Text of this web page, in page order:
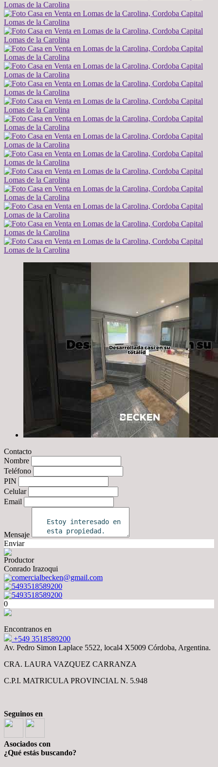
Contacto
Nombre
Teléfono
PIN
Celular
Email
Mensaje
Enviar
Productor
Conrado Irazoqui
comercialbecken@gmail.com
5493518589200
5493518589200
0
Encontranos en
+549 3518589200
Av. Pedro Simon Laplace 5522, local4 X5009 Córdoba, Argentina.
CRA. LAURA VAZQUEZ CARRANZA
C.P.I. MATRICULA PROVINCIAL N. 5.948
Seguinos en
Asociados con
¿Qué estás buscando?